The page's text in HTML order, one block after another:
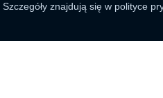
znajdują się w polityce